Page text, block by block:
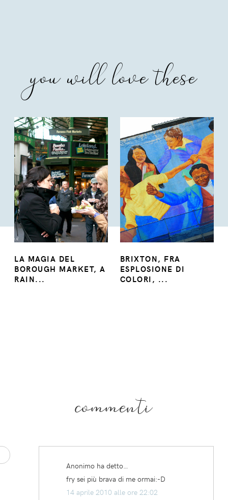
you will love these
LA MAGIA DEL
BOROUGH MARKET, A
RAIN...
BRIXTON, FRA
ESPLOSIONE DI
COLORI, ...
commenti
Anonimo ha detto…
fry sei più brava di me ormai:-D
14 aprile 2010 alle ore 22:02